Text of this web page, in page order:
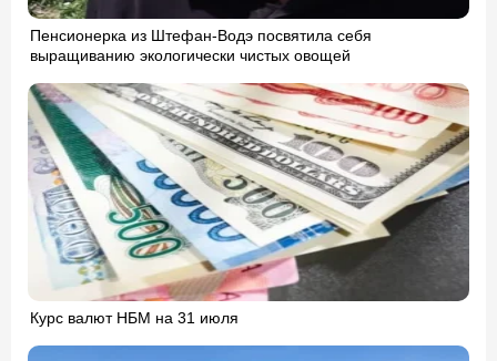
Пенсионерка из Штефан-Водэ посвятила себя
выращиванию экологически чистых овощей
Курс валют НБМ на 31 июля